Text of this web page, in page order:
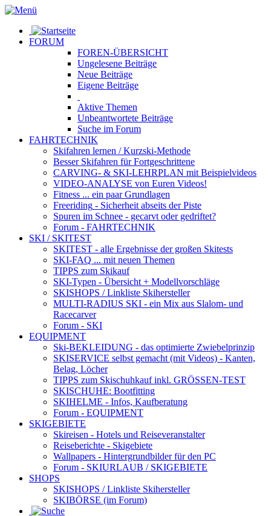
FORUM
FOREN-ÜBERSICHT
Ungelesene Beiträge
Neue Beiträge
Eigene Beiträge
Aktive Themen
Unbeantwortete Beiträge
Suche im Forum
FAHRTECHNIK
Skifahren lernen / Kurzski-Methode
Besser Skifahren für Fortgeschrittene
CARVING- & SKI-LEHRPLAN mit Beispielvideos
VIDEO-ANALYSE von Euren Videos!
Fitness ... ein paar Grundlagen
Freeriding - Sicherheit abseits der Piste
Spuren im Schnee - gecarvt oder gedriftet?
Forum - FAHRTECHNIK
SKI / SKITEST
SKITEST - alle Ergebnisse der großen Skitests
SKI-FAQ ... mit neuen Themen
TIPPS zum Skikauf
SKI-Typen - Übersicht + Modellvorschläge
SKISHOPS / Linkliste Skihersteller
MULTI-RADIUS SKI - ein Mix aus Slalom- und
Racecarver
Forum - SKI
EQUIPMENT
Ski-BEKLEIDUNG - das optimierte Zwiebelprinzip
SKISERVICE selbst gemacht (mit Videos) - Kanten,
Belag, Löcher
TIPPS zum Skischuhkaufinkl. GRÖSSEN-TEST
SKISCHUHE: Bootfitting
SKIHELME - Infos, Kaufberatung
Forum - EQUIPMENT
SKIGEBIETE
Skireisen - Hotels und Reiseveranstalter
Reiseberichte - Skigebiete
Wallpapers - Hintergrundbilder für den PC
Forum - SKIURLAUB / SKIGEBIETE
SHOPS
SKISHOPS / Linkliste Skihersteller
SKIBÖRSE (im Forum)